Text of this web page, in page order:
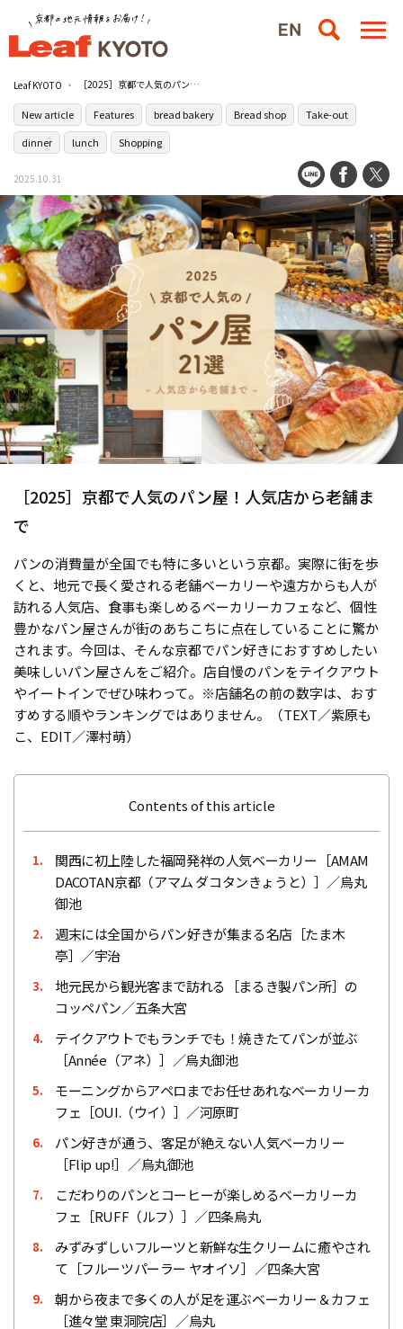
Leaf KYOTO ［2025］京都で人気のパン屋！人気店から老舗まで
New article Features bread bakery Bread shop
Take-out
dinner
lunch Shopping
2025.10.31
［2025］京都で人気のパン屋！人気店から老舗ま
で
パンの消費量が全国でも特に多いという京都。実際に街を歩
くと、地元で長く愛される老舗ベーカリーや遠方からも人が
訪れる人気店、食事も楽しめるベーカリーカフェなど、個性
豊かなパン屋さんが街のあちこちに点在していることに驚か
されます。今回は、そんな京都でパン好きにおすすめしたい
美味しいパン屋さんをご紹介。店自慢のパンをテイクアウト
やイートインでぜひ味わって。※店舗名の前の数字は、おす
すめする順やランキングではありません。（TEXT／紫原も
こ、EDIT／澤村萌）
Contents of this article
1.
関西に初上陸した福岡発祥の人気ベーカリー［AMAM
DACOTAN京都（アマム ダコタンきょうと）］／烏丸
御池
2.
週末には全国からパン好きが集まる名店［たま木
亭］／宇治
3.
地元民から観光客まで訪れる［まるき製パン所］の
コッペパン／五条大宮
4.
テイクアウトでもランチでも！焼きたてパンが並ぶ
［Année（アネ）］／烏丸御池
5.
モーニングからアペロまでお任せあれなベーカリーカ
フェ［OUI.（ウイ）］／河原町
6.
パン好きが通う、客足が絶えない人気ベーカリー
［Flip up!］／烏丸御池
7.
こだわりのパンとコーヒーが楽しめるベーカリーカ
フェ［RUFF（ルフ）］／四条烏丸
8.
みずみずしいフルーツと新鮮な生クリームに癒やされ
て［フルーツパーラー ヤオイソ］／四条大宮
9.
朝から夜まで多くの人が足を運ぶベーカリー＆カフェ
［進々堂 東洞院店］／烏丸